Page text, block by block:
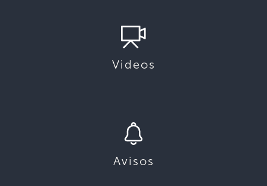
Videos
Avisos